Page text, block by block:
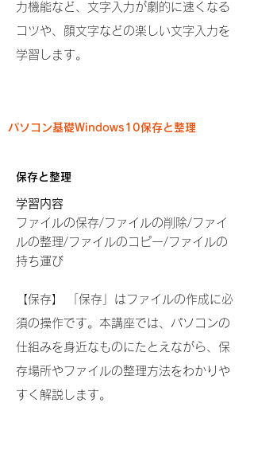
力機能など、文字入力が劇的に速くなる
コツや、顔文字などの楽しい文字入力を
学習します。
パソコン基礎Windows10保存と整理
保存と整理
学習内容
ファイルの保存/ファイルの削除/ファイ
ルの整理/ファイルのコピー/ファイルの
持ち運び
【保存】 「保存」はファイルの作成に必
須の操作です。本講座では、パソコンの
仕組みを身近なものにたとえながら、保
存場所やファイルの整理方法をわかりや
すく解説します。